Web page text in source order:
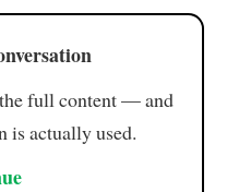
full content — and
is actually used.